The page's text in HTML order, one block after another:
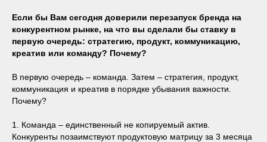
Если бы Вам сегодня доверили перезапуск бренда на
конкурентном рынке, на что вы сделали бы ставку в
первую очередь: стратегию, продукт, коммуникацию,
креатив или команду? Почему?
В первую очередь – команда. Затем – стратегия, продукт,
коммуникация и креатив в порядке убывания важности.
Почему?
1. Команда – единственный не копируемый актив.
Конкуренты позаимствуют продуктовую матрицу за 3 месяца